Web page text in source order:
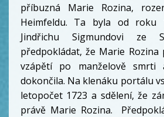
příbuzná Marie Rozina,
Heimfeldu. Ta byla od roku
Jindřichu Sigmundovi ze
předpokládat, že Marie Rozina
vzápětí po manželově smrti
dokončila. Na klenáku portálu
letopočet 1723 a sdělení, že
právě Marie Rozina.